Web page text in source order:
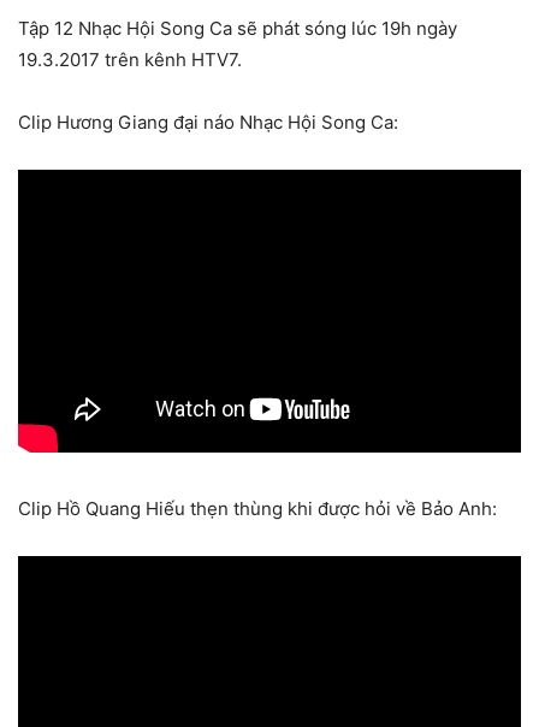
Tập 12 Nhạc Hội Song Ca sẽ phát sóng lúc 19h ngày
19.3.2017 trên kênh HTV7.
Clip Hương Giang đại náo Nhạc Hội Song Ca:
Clip Hồ Quang Hiếu thẹn thùng khi được hỏi về Bảo Anh: